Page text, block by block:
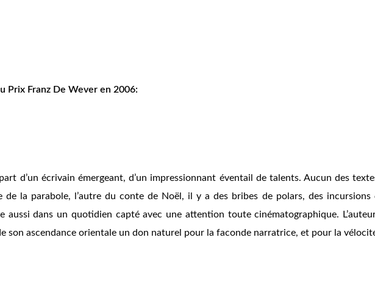
Prix Franz De Wever en 2006:
d’un écrivain émergeant, d’un impressionnant éventail de talents. Aucun des
de la parabole, l’autre du conte de Noël, il y a des bribes de polars, des
aussi dans un quotidien capté avec une attention toute cinématographique.
son ascendance orientale un don naturel pour la faconde narratrice, et pour la